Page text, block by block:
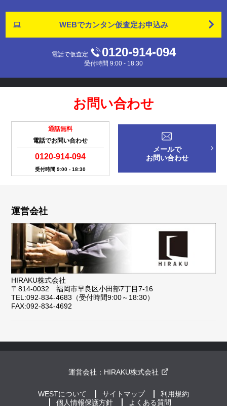
WEBでカンタン仮査定お申込み
電話で仮査定 0120-914-094
受付時間 9:00 - 18:30
お問い合わせ
通話無料
電話でお問い合わせ
0120-914-094
受付時間 9:00 - 18:30
メールで
お問い合わせ
運営会社
HIRAKU株式会社
〒814-0032 福岡市早良区小田部7丁目7-16
TEL:092-834-4683（受付時間9:00～18:30）
FAX:092-834-4692
運営会社： HIRAKU株式会社
WESTについて サイトマップ
利用規約
個人情報保護方針
よくある質問